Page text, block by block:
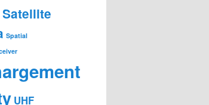
Satellite
Spatial
UHF